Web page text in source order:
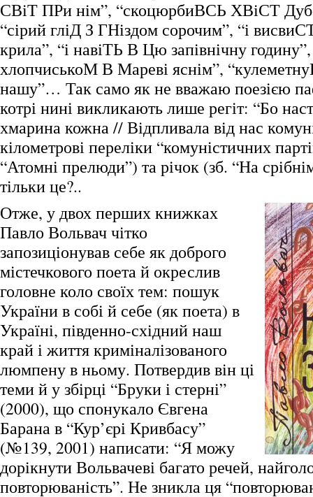
СВіТ ПРи нім”, “скоцюрбиВСЬ ХВіСТ
“сірий гліД З ГНіздом сорочим”, “і
крила”, “і навіТЬ В Цю запівнічну
хлопчиськоМ В Мареві яснім”,
нашу”… Так само як не вважаю поезією
котрі нині викликають лише регіт: “Бо
хмарина кожна // Відпливала від нас
кілометрові переліки “комуністичних
“Атомні прелюди”) та річок (зб. “На
тільки це?..
Отже, у двох перших книжках
Павло Вольвач чітко
запозиціонував себе як доброго
містечкового поета й окреслив
головне коло своїх тем: пошук
України в собі й себе (як поета) в
Україні, південно-східний наш
край і життя криміналізованого
люмпену в ньому. Потвердив він ці
теми й у збірці “Бруки і стерні”
(2000), що спонукало Євгена
Барана в “Кур’єрі Кривбасу”
(№139, 2001) написати: “Я можу
дорікнути Вольвачеві багато речей,
повторюваність”. Не зникла ця